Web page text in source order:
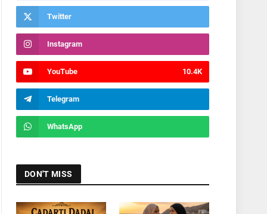
Twitter
Instagram
YouTube 10.4K
Telegram
WhatsApp
DON'T MISS